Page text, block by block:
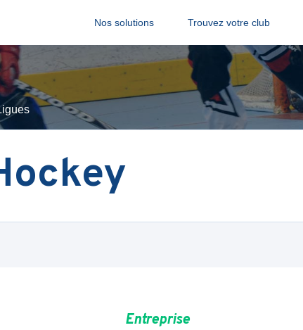
Nos solutions Trouvez votre club
Entreprise